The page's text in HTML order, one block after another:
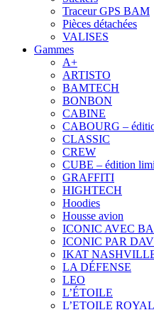
Traceur GPS BAM
Pièces détachées
VALISES
Gammes
A+
ARTISTO
BAMTECH
BONBON
CABINE
CABOURG –
CLASSIC
CREW
CUBE – édition
GRAFFITI
HIGHTECH
Hoodies
Housse avion
ICONIC AVEC
ICONIC PAR
IKAT
LA DÉFENSE
LEO
L’ÉTOILE
L’ETOILE ROYAL